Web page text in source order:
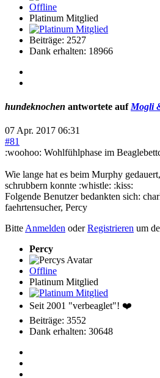
Offline
Platinum Mitglied
Beiträge: 2527
Dank erhalten: 18966
hundeknochen antwortete auf Mogli
07 Apr. 2017 06:31
#81
:woohoo: Wohlfühlphase im
Wie lange hat es beim Murphy
schrubbern konnte :whistle: :kiss:
Folgende Benutzer bedankten sich:
faehrtensucher, Percy
BitteAnmelden oderRegistrieren um
Percy
Offline
Platinum Mitglied
Seit 2001 "verbeaglet"! ❤️
Beiträge: 3552
Dank erhalten: 30648